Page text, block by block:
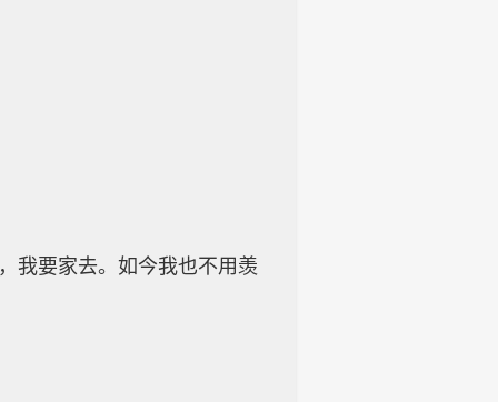
我要家去。如今我也不用羡